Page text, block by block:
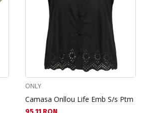
ONLY
Camasa Onllou Life Emb S/s Ptm
Текуща цена: